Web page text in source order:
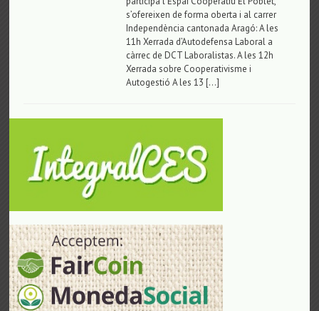
s’ofereixen de forma oberta i al carrer
Independència cantonada Aragó: A les
11h Xerrada d’Autodefensa Laboral a
càrrec de DCT Laboralistas. A les 12h
Xerrada sobre Cooperativisme i
Autogestió A les 13 […]